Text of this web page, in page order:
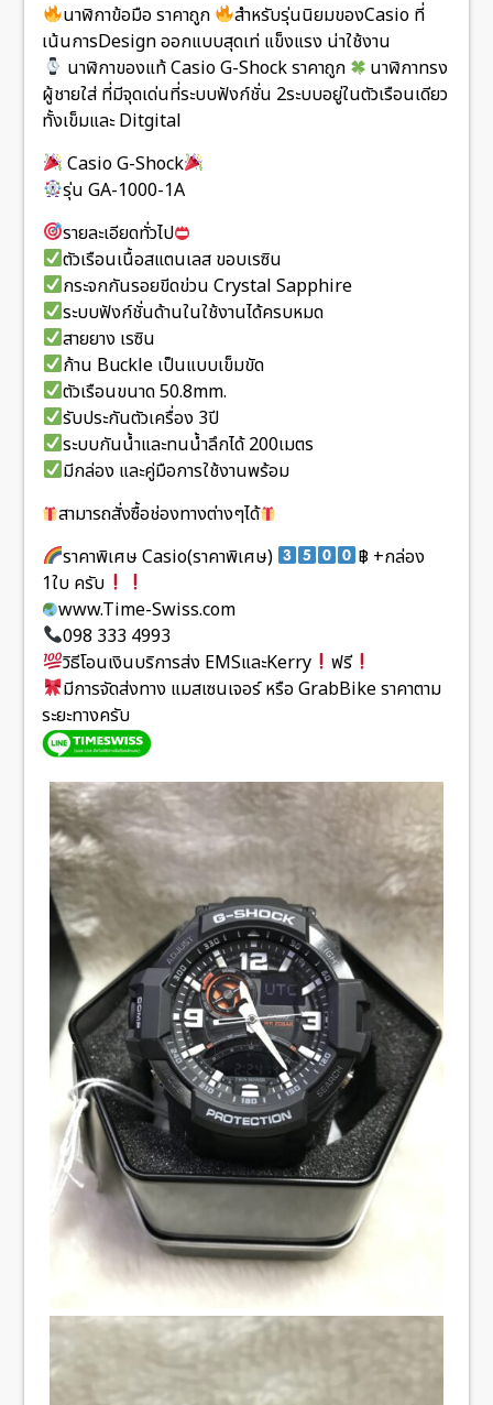
นาฬิกาข้อมือ ราคาถูก
สำหรับรุ่นนิยมของCasio ที่
เน้นการDesign ออกแบบสุดเท่ แข็งแรง น่าใช้งาน
นาฬิกาของแท้ Casio G-Shock ราคาถูก
นาฬิกาทรง
ผู้ชายใส่ ที่มีจุดเด่นที่ระบบฟังก์ชั่น 2ระบบอยู่ในตัวเรือนเดียว
ทั้งเข็มและ Ditgital
Casio G-Shock
รุ่น GA-1000-1A
รายละเอียดทั่วไป
ตัวเรือนเนื้อสแตนเลส ขอบเรซิน
กระจกกันรอยขีดข่วน Crystal Sapphire
ระบบฟังก์ชั่นด้านในใช้งานได้ครบหมด
สายยาง เรซิน
ก้าน Buckle เป็นแบบเข็มขัด
ตัวเรือนขนาด 50.8mm.
รับประกันตัวเครื่อง 3ปี
ระบบกันน้ำและทนน้ำลึกได้ 200เมตร
มีกล่อง และคู่มือการใช้งานพร้อม
สามารถสั่งซื้อช่องทางต่างๆได้
ราคาพิเศษ Casio(ราคาพิเศษ)
฿ +กล่อง
1ใบ ครับ
www.Time-Swiss.com
098 333 4993
วิธีโอนเงินบริการส่ง EMSและKerry
ฟรี
มีการจัดส่งทาง แมสเซนเจอร์ หรือ GrabBike ราคาตาม
ระยะทางครับ